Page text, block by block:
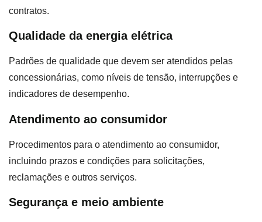
contratos.
Qualidade da energia elétrica
Padrões de qualidade que devem ser atendidos pelas
concessionárias, como níveis de tensão, interrupções e
indicadores de desempenho.
Atendimento ao consumidor
Procedimentos para o atendimento ao consumidor,
incluindo prazos e condições para solicitações,
reclamações e outros serviços.
Segurança e meio ambiente